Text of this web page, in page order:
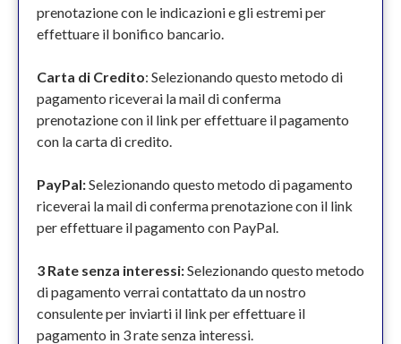
prenotazione con le indicazioni e gli estremi per
effettuare il bonifico bancario.
Carta di Credito: Selezionando questo metodo di
pagamento riceverai la mail di conferma
prenotazione con il link per effettuare il pagamento
con la carta di credito.
PayPal:Selezionando questo metodo di pagamento
riceverai la mail di conferma prenotazione con il link
per effettuare il pagamento con PayPal.
3 Rate senza interessi:Selezionando questo metodo
di pagamento verrai contattato da un nostro
consulente per inviarti il link per effettuare il
pagamento in 3 rate senza interessi.